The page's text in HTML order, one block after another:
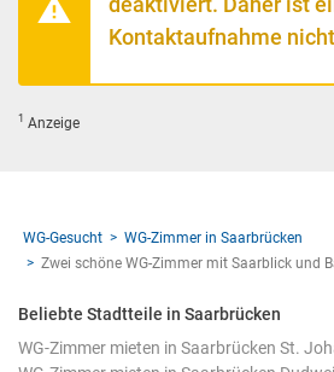
Kontaktaufnahme
1 Anzeige
WG-Gesucht
WG-Zimmer in Saarbrücken
Zwei schöne WG-Zimmer mit Saarblick und
Beliebte Stadtteile in Saarbrücken
WG-Zimmer mieten in Saarbrücken St.